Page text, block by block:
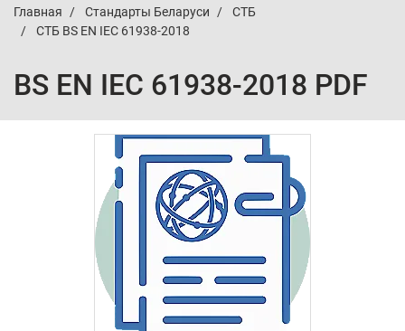
Главная Стандарты Беларуси
СТБ
СТБ BS EN IEC 61938-2018
BS EN IEC 61938-2018 PDF